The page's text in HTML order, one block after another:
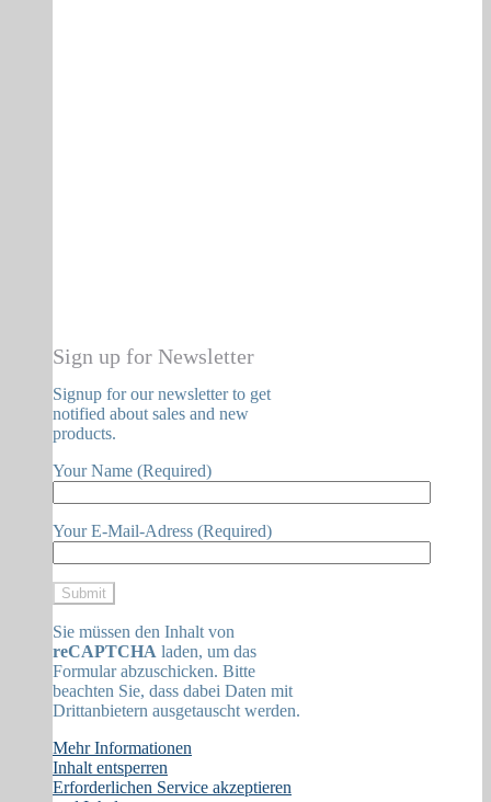
Sign up for Newsletter
Signup for our newsletter to get
notified about sales and new
products.
Your Name (Required)
Your E-Mail-Adress (Required)
Sie müssen den Inhalt von
reCAPTCHA laden, um das
Formular abzuschicken. Bitte
beachten Sie, dass dabei Daten mit
Drittanbietern ausgetauscht werden.
Mehr Informationen
Inhalt entsperren
Erforderlichen Service akzeptieren